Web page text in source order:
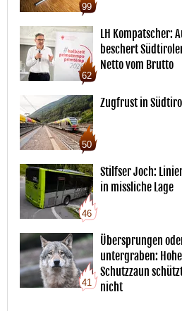
99
62
LH Kompatscher:
beschert
Netto vom Brutto
50
Zugfrust in Südtirol
46
Stilfser Joch:
in missliche Lage
41
Übersprungen
untergraben:
Schutzzaun
nicht